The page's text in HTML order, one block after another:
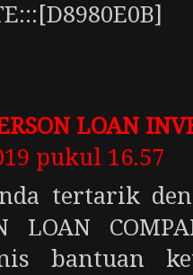
LOAN
pukul 16.57
tertarik
LOAN
bantuan